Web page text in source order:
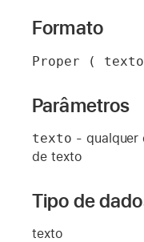
Formato
Proper (
Parâmetros
texto - qualquer
de texto
Tipo de
texto